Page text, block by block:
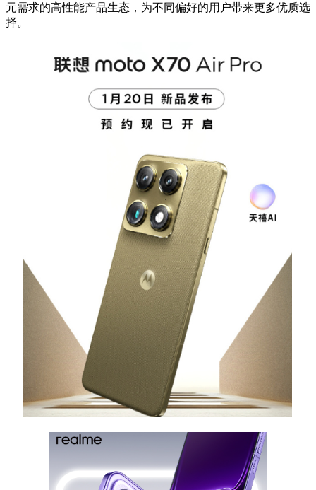
元需求的高性能产品生态，为不同偏好的用户带来更多优质选
择。